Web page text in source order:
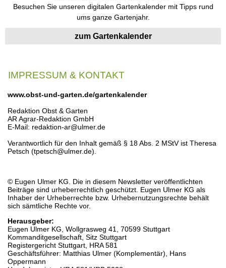
Besuchen Sie unseren digitalen Gartenkalender mit Tipps rund
ums ganze Gartenjahr.
zum Gartenkalender
IMPRESSUM & KONTAKT
www.obst-und-garten.de/gartenkalender
Redaktion Obst & Garten
AR Agrar-Redaktion GmbH
E-Mail: redaktion-ar@ulmer.de
Verantwortlich für den Inhalt gemäß § 18 Abs. 2 MStV ist Theresa
Petsch (tpetsch@ulmer.de).
© Eugen Ulmer KG. Die in diesem Newsletter veröffentlichten
Beiträge sind urheberrechtlich geschützt. Eugen Ulmer KG als
Inhaber der Urheberrechte bzw. Urhebernutzungsrechte behält
sich sämtliche Rechte vor.
Herausgeber:
Eugen Ulmer KG, Wollgrasweg 41, 70599 Stuttgart
Kommanditgesellschaft, Sitz Stuttgart
Registergericht Stuttgart, HRA 581
Geschäftsführer: Matthias Ulmer (Komplementär), Hans
Oppermann